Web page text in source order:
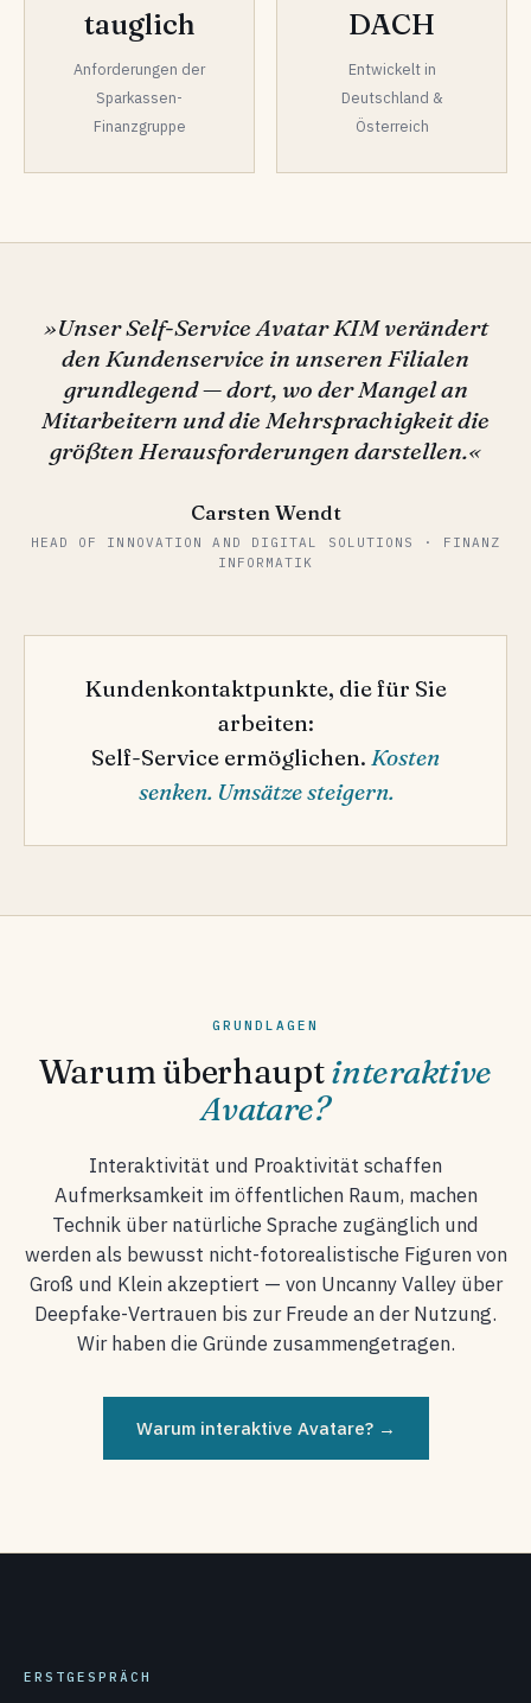
tauglich
Anforderungen der
Sparkassen-
Finanzgruppe
DACH
Entwickelt in
Deutschland &
Österreich
»Unser Self-Service Avatar KIM verändert
den Kundenservice in unseren Filialen
grundlegend — dort, wo der Mangel an
Mitarbeitern und die Mehrsprachigkeit die
größten Herausforderungen darstellen.«
Carsten Wendt
HEAD OF INNOVATION AND DIGITAL SOLUTIONS · FINANZ
INFORMATIK
Kundenkontaktpunkte, die für Sie
arbeiten:
Self-Service ermöglichen. Kosten
senken. Umsätze steigern.
GRUNDLAGEN
Warum überhauptinteraktive
Avatare?
Interaktivität und Proaktivität schaffen
Aufmerksamkeit im öffentlichen Raum, machen
Technik über natürliche Sprache zugänglich und
werden als bewusst nicht-fotorealistische Figuren von
Groß und Klein akzeptiert — von Uncanny Valley über
Deepfake-Vertrauen bis zur Freude an der Nutzung.
Wir haben die Gründe zusammengetragen.
Warum interaktive Avatare? →
ERSTGESPRÄCH